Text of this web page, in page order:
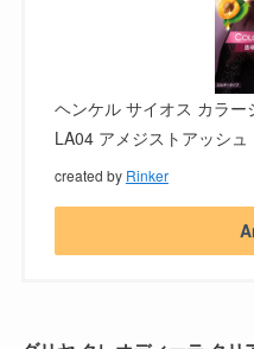
ヘンケル サイオス カラ
LA04 アメジストアッシュ
created by Rinker